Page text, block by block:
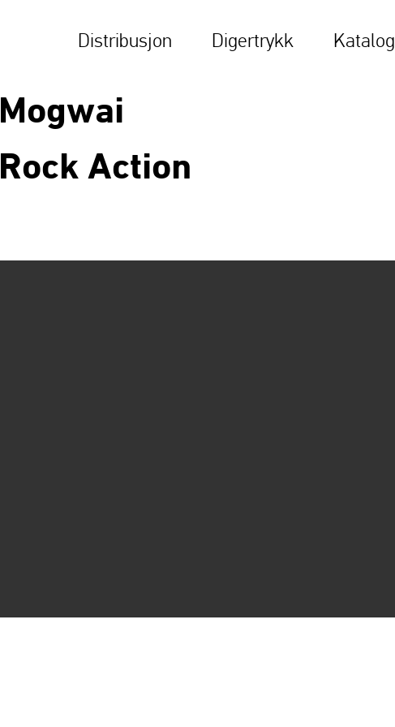
Distribusjon Digertrykk Katalog
Mogwai
Rock Action